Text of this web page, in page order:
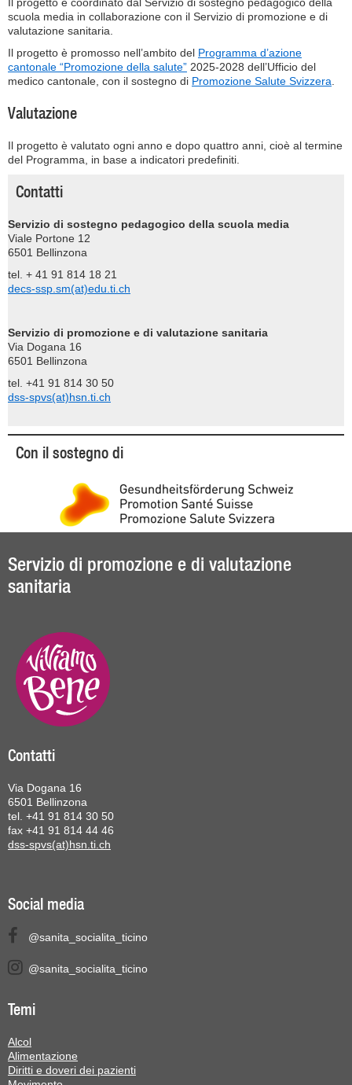
scuola media in collaborazione con il Servizio di promozione e di
valutazione sanitaria.
Il progetto è promosso nell’ambito del Programma d’azione
cantonale “Promozione della salute” 2025-2028 dell’Ufficio del
medico cantonale, con il sostegno di Promozione Salute Svizzera
Valutazione
Il progetto è valutato ogni anno e dopo quattro anni, cioè al termine
del Programma, in base a indicatori predefiniti.
Contatti
Servizio di sostegno pedagogico della scuola media
Viale Portone 12
6501 Bellinzona
tel. + 41 91 814 18 21
decs-ssp.sm(at)edu.ti.ch
Servizio di promozione e di valutazione sanitaria
Via Dogana 16
6501 Bellinzona
tel. +41 91 814 30 50
dss-spvs(at)hsn.ti.ch
Con il sostegno di
Servizio di promozione e di valutazione
sanitaria
Contatti
Via Dogana 16
6501 Bellinzona
tel. +41 91 814 30 50
fax +41 91 814 44 46
dss-spvs(at)hsn.ti.ch
Social media
@sanita_socialita_ticino
@sanita_socialita_ticino
Temi
Alcol
Alimentazione
Diritti e doveri dei pazienti